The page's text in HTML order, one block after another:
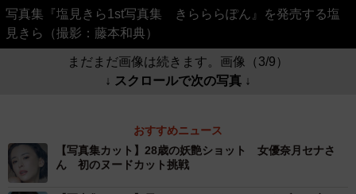
写真集『塩見きら1st写真集 きらららぽん』を発売する塩
見きら（撮影：藤本和典）
まだまだ画像は続きます。画像（3/9）
↓ スクロールで次の写真 ↓
おすすめニュース
【写真集カット】28歳の妖艶ショット 女優奈月セナさ
ん 初のヌードカット挑戦